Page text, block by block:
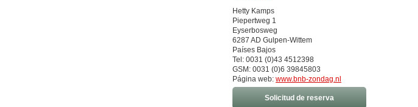
Hetty Kamps
Piepertweg 1
Eyserbosweg
6287 AD Gulpen-Wittem
Países Bajos
Tel: 0031 (0)43 4512398
GSM: 0031 (0)6 39845803
Página web: www.bnb-zondag.nl
Solicitud de reserva